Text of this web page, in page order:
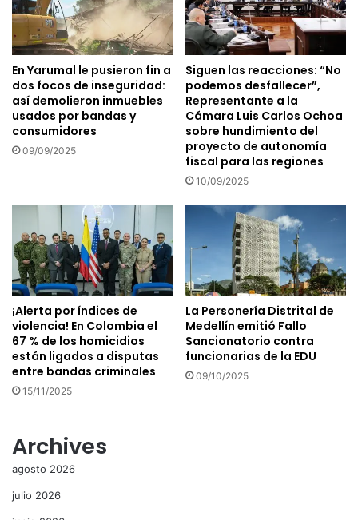
En Yarumal le pusieron fin a
dos focos de inseguridad:
así demolieron inmuebles
usados por bandas y
consumidores
09/09/2025
Siguen las reacciones: “No
podemos desfallecer”,
Representante a la
Cámara Luis Carlos Ochoa
sobre hundimiento del
proyecto de autonomía
fiscal para las regiones
10/09/2025
¡Alerta por índices de
violencia! En Colombia el
67 % de los homicidios
están ligados a disputas
entre bandas criminales
15/11/2025
La Personería Distrital de
Medellín emitió Fallo
Sancionatorio contra
funcionarias de la EDU
09/10/2025
Archives
agosto 2026
julio 2026